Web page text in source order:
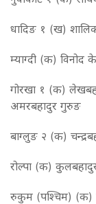
धादिङ १ (ख)
म्याग्दी (क) विनोद
गोरखा १ (क)
अमरबहादुर गुरुङ
बाग्लुङ २ (क)
रोल्पा (क)
रुकुम (पश्चिम) (क)